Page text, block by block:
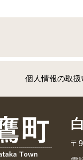
個人情報の取扱
〒